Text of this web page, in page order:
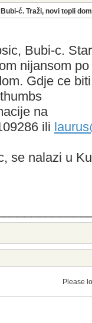
ć. Traži, novi topli
Bubi-c.
nijansom
Gdje ce
na
ili
se nalazi u
Please